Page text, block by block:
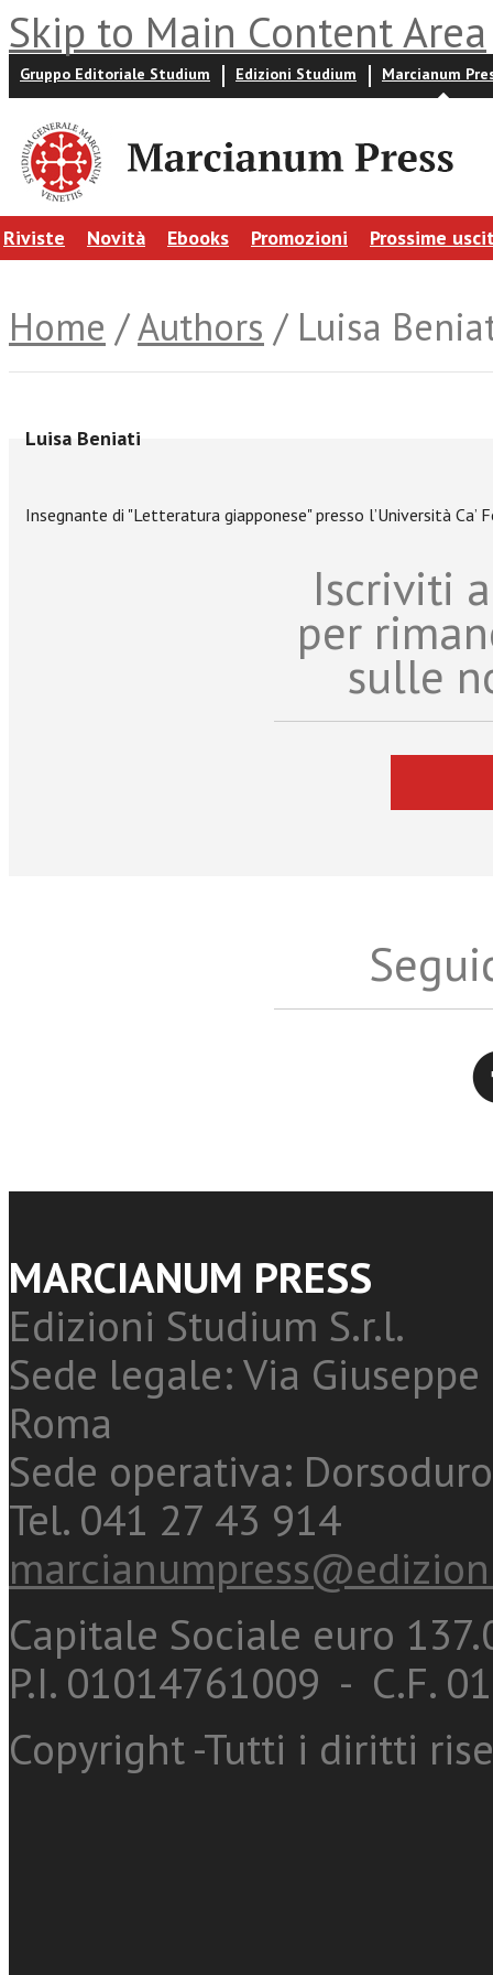
Skip to Main Content Area
Gruppo Editoriale Studium Edizioni Studium Marcianum
Riviste Novità Ebooks Promozioni Prossime
Home /Authors / Luisa
Luisa Beniati
Insegnante di "Letteratura giapponese" presso l’Università Ca’
Iscriviti
per
sulle
MARCIANUM PRESS
Edizioni Studium S.r.l.
Sede legale: Via
Roma
Sede operativa:
Tel. 041 27 43 914
Capitale Sociale euro
P.I. 01014761009 - C.F.
Copyright -Tutti i diritti